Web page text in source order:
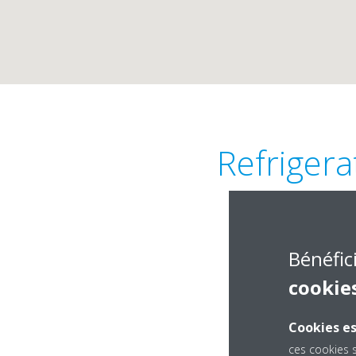
Cookies
ces cookies